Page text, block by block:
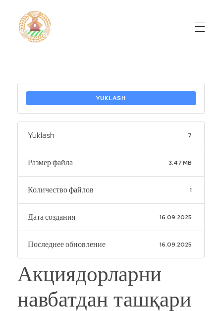
YUKLASH
Yuklash 7
Размер файла 3.47 MB
Количество файлов 1
Дата создания 16.09.2025
Последнее обновление 16.09.2025
Акциядорларни
навбатдан ташқари